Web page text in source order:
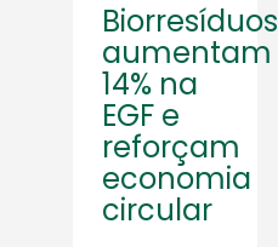
Biorresíduos
aumentam
14% na
EGF e
reforçam
economia
circular